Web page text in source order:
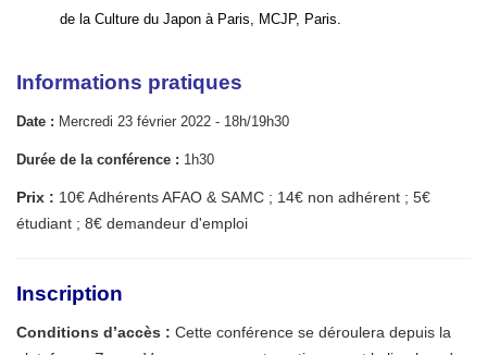
de la Culture du Japon à Paris, MCJP, Paris.
Informations pratiques
Date : Mercredi 23 février 2022 - 18h/19h30
Durée de la conférence : 1h30
Prix : 10€ Adhérents AFAO & SAMC ; 14€ non adhérent ; 5€
étudiant ; 8€ demandeur d'emploi
Inscription
Conditions d’accès : Cette conférence se déroulera depuis la